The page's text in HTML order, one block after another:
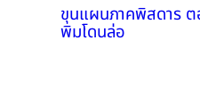
ขุนแผนภาคพิสดาร ต
พิมโดนล่อ